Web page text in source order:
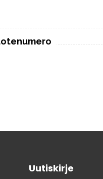
Uutiskirje